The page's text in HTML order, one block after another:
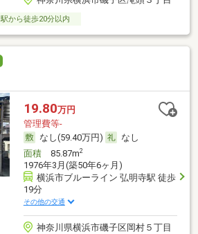
駅から徒歩20分以内
19.80万円
管理費等-
なし(59.40万円)
なし
面積85.87m2
1976年3月(築50年6ヶ月)
横浜市ブルーライン 弘明寺駅 徒歩
19分
その他の交通
神奈川県横浜市磯子区岡村５丁目